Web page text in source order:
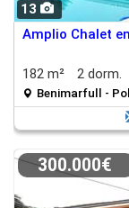
13
Amplio Chalet
182 m² 2 dorm.
Benimarfull -
300.000€